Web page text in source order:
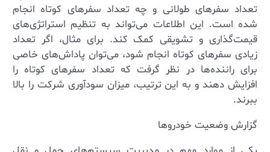
تعداد سفرهای طولانی و چه تعداد سفرهای کوتاه انجام
شده است. این اطلاعات می‌تواند به تنظیم استراتژی‌های
قیمت‌گذاری و تشویقی کمک کند. برای مثال، اگر تعداد
زیادی سفرهای کوتاه انجام شود، می‌توان پاداش‌های خاصی
برای راننده‌ها در نظر گرفت که تعداد سفرهای کوتاه را
افزایش دهند و به این ترتیب، میزان سودآوری شرکت را بالا
ببرند.
گزارش وضعیت خودروها